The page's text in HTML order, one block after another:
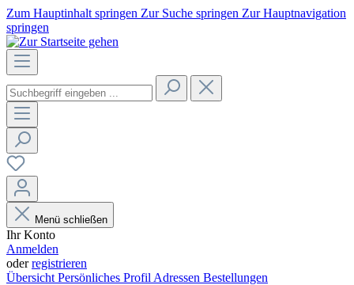
Zum Hauptinhalt springen Zur Suche springen Zur Hauptnavigation
springen
Menü schließen
Ihr Konto
Anmelden
oderregistrieren
Übersicht Persönliches Profil Adressen Bestellungen